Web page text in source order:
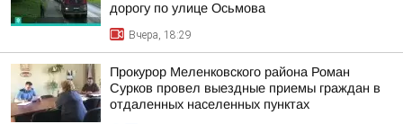
дорогу по улице Осьмова
Вчера, 18:29
Прокурор Меленковского района Роман
Сурков провел выездные приемы граждан в
отдаленных населенных пунктах